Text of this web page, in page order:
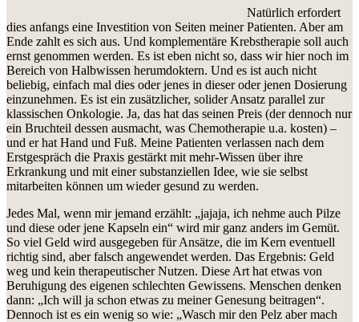
Natürlich erfordert
dies anfangs eine Investition von Seiten meiner Patienten. Aber am
Ende zahlt es sich aus. Und komplementäre Krebstherapie soll auch
ernst genommen werden. Es ist eben nicht so, dass wir hier noch im
Bereich von Halbwissen herumdoktern. Und es ist auch nicht
beliebig, einfach mal dies oder jenes in dieser oder jenen Dosierung
einzunehmen. Es ist ein zusätzlicher, solider Ansatz parallel zur
klassischen Onkologie. Ja, das hat das seinen Preis (der dennoch nur
ein Bruchteil dessen ausmacht, was Chemotherapie u.a. kosten) –
und er hat Hand und Fuß. Meine Patienten verlassen nach dem
Erstgespräch die Praxis gestärkt mit mehr-Wissen über ihre
Erkrankung und mit einer substanziellen Idee, wie sie selbst
mitarbeiten können um wieder gesund zu werden.
Jedes Mal, wenn mir jemand erzählt: „jajaja, ich nehme auch Pilze
und diese oder jene Kapseln ein“ wird mir ganz anders im Gemüt.
So viel Geld wird ausgegeben für Ansätze, die im Kern eventuell
richtig sind, aber falsch angewendet werden. Das Ergebnis: Geld
weg und kein therapeutischer Nutzen. Diese Art hat etwas von
Beruhigung des eigenen schlechten Gewissens. Menschen denken
dann: „Ich will ja schon etwas zu meiner Genesung beitragen“.
Dennoch ist es ein wenig so wie: „Wasch mir den Pelz aber mach